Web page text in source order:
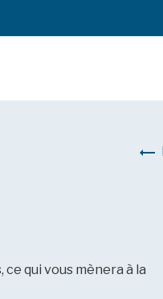
qui vous mènera à la